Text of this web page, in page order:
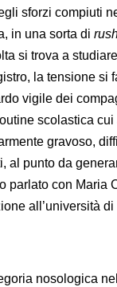
sforzi compiuti
in una sorta di
si trova a
la tensione si
vigile dei
scolastica
gravoso,
al punto da
parlato con Maria
all’università
nosologica